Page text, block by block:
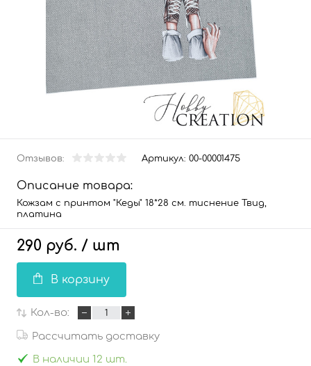
Отзывов: Артикул: 00-00001475
Описание товара:
Кожзам с принтом "Кеды" 18*28 см. тиснение Твид,
платина
290 руб. / шт
В корзину
Кол-во:
Рассчитать доставку
В наличии 12 шт.